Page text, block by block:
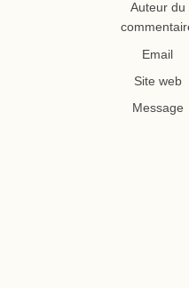
Auteur du
Email
Site web
Message